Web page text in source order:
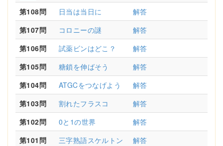
第108問
日当は当日に
解答
第107問
コロニーの謎
解答
第106問
試薬ビンはどこ？
解答
第105問
糖鎖を伸ばそう
解答
第104問
ATGCをつなげよう
解答
第103問
割れたフラスコ
解答
第102問
0と1の世界
解答
第101問
三字熟語スケルトン
解答